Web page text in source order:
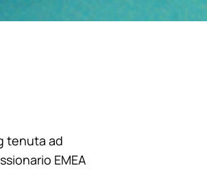
tenuta ad
EMEA